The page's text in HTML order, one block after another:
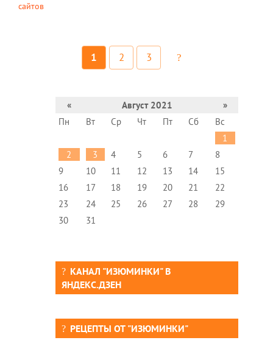
сайтов
1 2 3
« Август 2021
»
Пн
Вт Ср Чт Пт Сб
Вс
1
2
3 4 5 6 7
8
9
10 11 12 13 14
15
16
17 18 19 20 21
22
23
24 25 26 27 28
29
30
31
КАНАЛ "ИЗЮМИНКИ" В
ЯНДЕКС.ДЗЕН
РЕЦЕПТЫ ОТ "ИЗЮМИНКИ"